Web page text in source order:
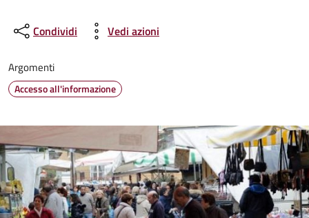
Condividi Vedi azioni
Argomenti
Accesso all'informazione